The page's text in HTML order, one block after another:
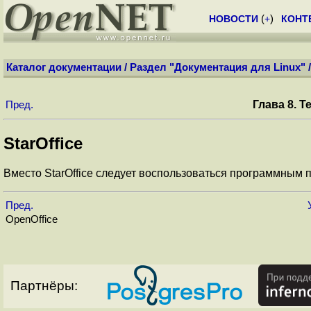
НОВОСТИ (+)
Каталог документации / Раздел "Документация для Linux"
Пред. Глава 8.
StarOffice
Вместо StarOffice следует воспользоваться программным
Пред.
OpenOffice
Партнёры: